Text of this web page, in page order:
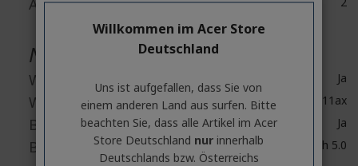
Anzahl der Lautsprecher
Netzwerk & Kommunikation
Wireless LAN Ja
Wireless LAN-Standard IEEE 802.11ax
Bluetooth Ja
Bluetooth Standard Bluetooth 5.0
Willkommen im Acer Store
Deutschland
Uns ist aufgefallen, dass Sie von
einem anderen Land aus surfen. Bitte
beachten Sie, dass alle Artikel im Acer
Store Deutschland nur innerhalb
Deutschlands bzw. Österreichs